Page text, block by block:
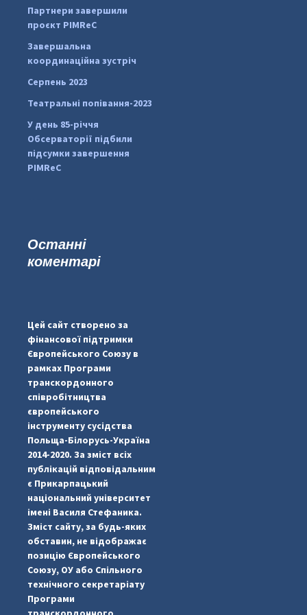
pimrec_project
pimrec_project
Партнери завершили
проєкт PIMReC
Завершальна
координаційна зустріч
Серпень 2023
Театральні попівання-2023
У день 85-річчя
Обсерваторії підбили
підсумки завершення
PIMReC
Останні
коментарі
Цей сайт створено за
фінансової підтримки
Європейського Союзу в
рамках Програми
транскордонного
співробітництва
європейського
інструменту сусідства
Польща-Білорусь-Україна
2014-2020. За зміст всіх
публікацій відповідальним
є Прикарпацький
національний університет
імені Василя Стефаника.
Зміст сайту, за будь-яких
обставин, не відображає
позицію Європейського
Союзу, ОУ або Спільного
технічного секретаріату
Програми